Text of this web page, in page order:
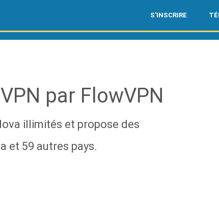
S'INSCRIRE
par FlowVPN
illimités et propose des
et 59 autres pays.